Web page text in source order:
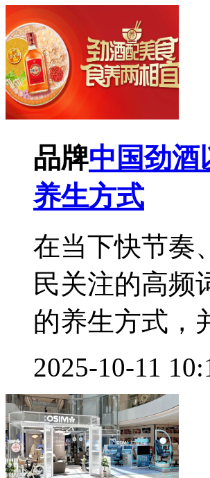
品牌中国劲酒
养生方式
在当下快节奏
民关注的高频
的养生方式，
2025-10-11